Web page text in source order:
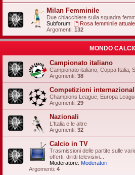
Milan Femminile
Due chiacchiere sulla squadra
Subforum:
Rosa femminile attuale,
Argomenti: 132
MONDO
Campionato italiano
Campionato italiano, Coppa Italia,
Argomenti: 38
Competizioni
Champions League, Europa
Argomenti: 29
Nazionali
L'Italia e le altre
Argomenti: 32
Calcio in TV
Trasmissioni delle partite sulle
offerti, diritti televisivi...
Moderatore: Moderatori
Argomenti: 4